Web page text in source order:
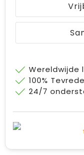
Wereldwijde
100%
24/7